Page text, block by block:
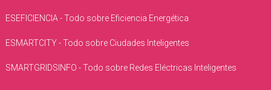
ESEFICIENCIA - Todo sobre Eficiencia Energética
ESMARTCITY - Todo sobre Ciudades Inteligentes
SMARTGRIDSINFO - Todo sobre Redes Eléctricas Inteligentes